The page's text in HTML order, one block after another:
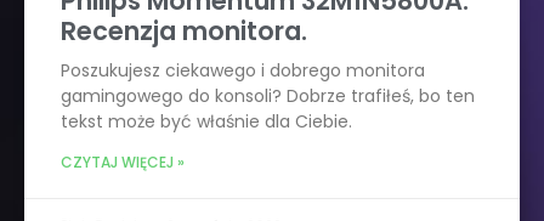
Recenzja monitora.
Poszukujesz ciekawego i dobrego monitora
gamingowego do konsoli? Dobrze trafiłeś, bo ten
tekst może być właśnie dla Ciebie.
CZYTAJ WIĘCEJ »